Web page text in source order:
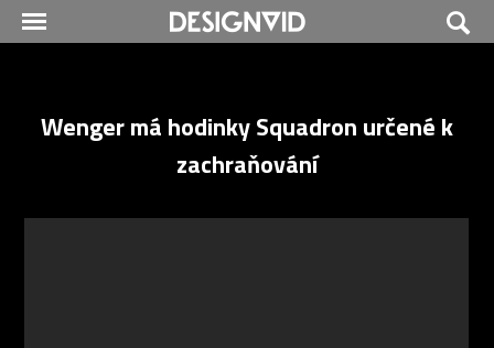
Wenger má hodinky Squadron určené k
zachraňování